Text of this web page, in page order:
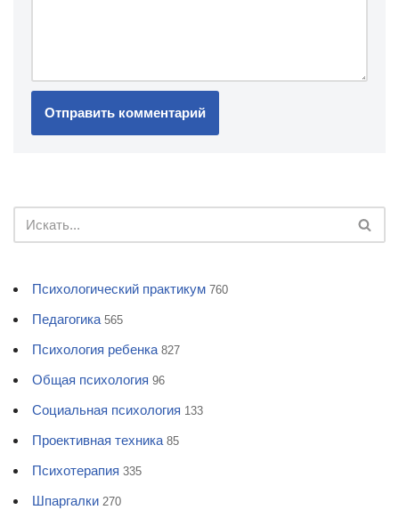
Психологический практикум 760
Педагогика 565
Психология ребенка 827
Общая психология 96
Социальная психология 133
Проективная техника 85
Психотерапия 335
Шпаргалки 270